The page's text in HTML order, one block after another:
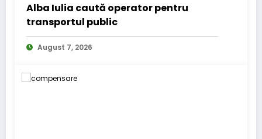
Alba Iulia caută operator pentru
transportul public
August 7, 2026